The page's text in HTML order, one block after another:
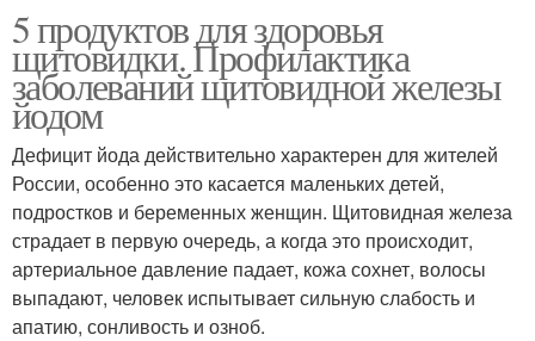
5 продуктов для здоровья
щитовидки. Профилактика
заболеваний щитовидной железы
йодом
Дефицит йода действительно характерен для жителей
России, особенно это касается маленьких детей,
подростков и беременных женщин. Щитовидная железа
страдает в первую очередь, а когда это происходит,
артериальное давление падает, кожа сохнет, волосы
выпадают, человек испытывает сильную слабость и
апатию, сонливость и озноб.